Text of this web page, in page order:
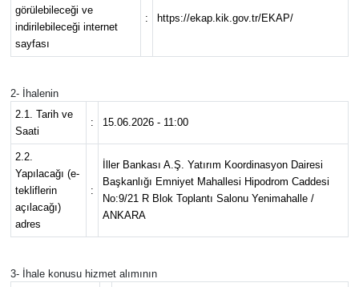
görülebileceği ve
indirilebileceği internet
sayfası
: https://ekap.kik.gov.tr/EKAP/
2- İhalenin
2.1. Tarih ve
Saati
: 15.06.2026 - 11:00
2.2.
Yapılacağı (e-
tekliflerin
açılacağı)
adres
:
İller Bankası A.Ş. Yatırım Koordinasyon Dairesi
Başkanlığı Emniyet Mahallesi Hipodrom Caddesi
No:9/21 R Blok Toplantı Salonu Yenimahalle /
ANKARA
3- İhale konusu hizmet alımının